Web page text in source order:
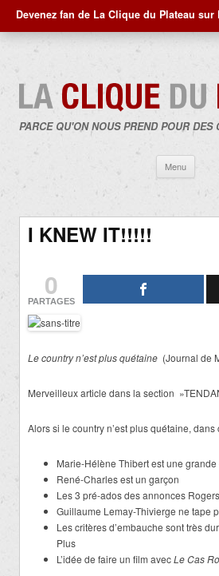
Devenez fan de La Clique du Plateau sur
PARCE QU'ON NOUS PREND POUR DES
Menu
I KNEW IT!!!!!
0
PARTAGES
Le country n’est plus quétaine (Journal de
Merveilleux article dans la section
Alors si le country n’est plus quétaine, dans
Marie-Hélène Thibert est une
René-Charles est un garçon
Les 3 pré-ados des annonces
Guillaume Lemay-Thivierge ne tape
Les critères d’embauche sont très
Plus
L’idée de faire un film avecLe Cas